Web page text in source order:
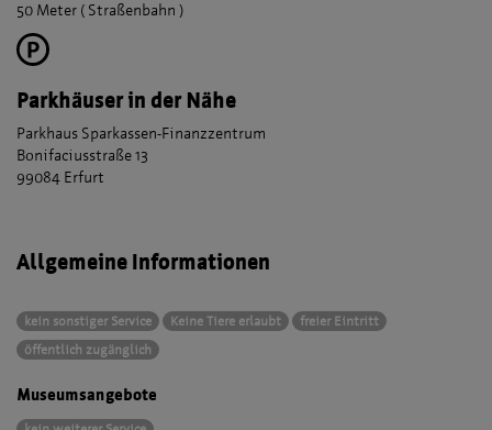
50 Meter ( Straßenbahn )
Parkhäuser in der Nähe
Parkhaus Sparkassen-Finanzzentrum
Bonifaciusstraße 13
99084 Erfurt
Allgemeine Informationen
kein sonstiger Service Keine Tiere erlaubt
freier Eintritt
öffentlich zugänglich
Museumsangebote